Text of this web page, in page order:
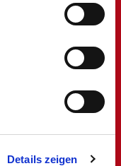
Details zeigen